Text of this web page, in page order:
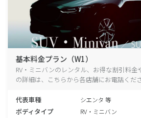
基本料金プラン（W1）
RV・ミニバンのレンタル、お得な割引料
の詳細は、こちらから各店舗にお電話くださ
代表車種 シエンタ 等
ボディタイプ RV・ミニバン